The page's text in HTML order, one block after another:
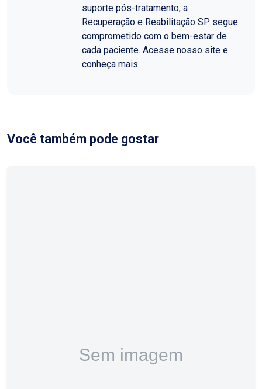
suporte pós-tratamento, a
Recuperação e Reabilitação SP segue
comprometido com o bem-estar de
cada paciente. Acesse nosso site e
conheça mais.
Você também pode gostar